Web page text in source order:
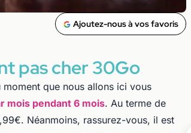
Ajoutez-nous à vos favoris
pas cher 30Go
que nous allons ici vous
mois pendant 6 mois. Au terme de
Néanmoins, rassurez-vous, il est